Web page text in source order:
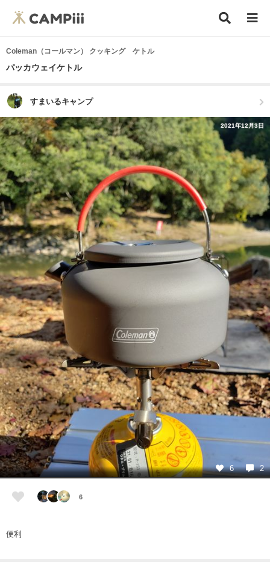
Coleman（コールマン） クッキング ケトル
パッカウェイケトル
すまいるキャンプ
2021年12月3日
6 2
6
便利